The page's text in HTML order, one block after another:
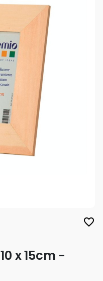
favorite_border
x 15cm -